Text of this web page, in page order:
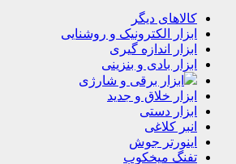
کالاهای دیگر
ابزار الکترونیک و روشنایی
ابزار اندازه گیری
ابزار بادی و بنزینی
ابزار برقی و شارژی
ابزار خلاق و جدید
ابزار دستی
انبر کلاغی
اینورتر جوش
تفنگ میخکوب